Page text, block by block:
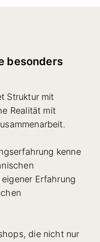
besonders
Struktur mit
Realität mit
kenne
Erfahrung
die nicht nur